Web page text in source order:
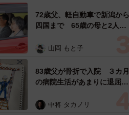
表の訴え
72歳父、軽自動車で新潟から
四国まで 65歳の母と2人で
憩まで分刻み… 「大学生で
山岡 もと子
83歳父が骨折で入院 ３カ月
の病院生活があまりに退屈で
い！」→スケッチブックを見
中将 タカノリ